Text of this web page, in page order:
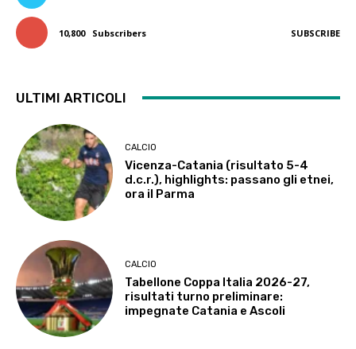
10,800 Subscribers SUBSCRIBE
ULTIMI ARTICOLI
CALCIO
Vicenza-Catania (risultato 5-4
d.c.r.), highlights: passano gli etnei,
ora il Parma
CALCIO
Tabellone Coppa Italia 2026-27,
risultati turno preliminare:
impegnate Catania e Ascoli